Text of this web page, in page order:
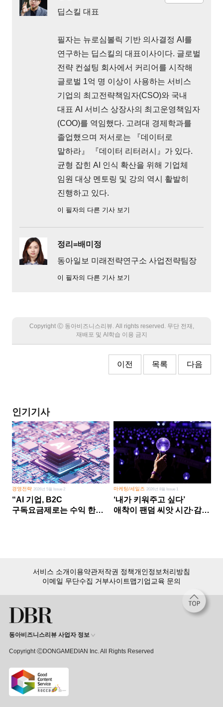
딥스킬 대표
필자는 뉴로심볼릭 기반 의사결정 AI를
연구하는 딥스킬의 대표이사이다. 글로벌
전략 컨설팅 회사에서 커리어를 시작해
글로벌 1억 명 이상이 사용하는 서비스
기업의 최고전략책임자(CSO)와 국내
대표 AI 서비스 상장사의 최고운영책임자
(COO)를 역임했다. 고려대 경제학과를
졸업했으며 저서로는 『데이터로
말하라』 『데이터 리터러시』가 있다.
균형 잡힌 AI 인식 확산을 위해 기업체
임원 대상 멘토링 및 강의 역시 활발히
진행하고 있다.
이 필자의 다른 기사 보기
정리=배미정
동아일보 미래전략연구소 사업전략팀장
이 필자의 다른 기사 보기
Copyright Ⓒ 동아비즈니스리뷰. All rights reserved. 무단 전재,
재배포 및 AI학습 이용 금지
이전 목록 다음
인기기사
경영전략 2026년 5월 Issue 2
“AI 기업, B2C
구독요금제로는 수익 한계
마케팅/세일즈 2026년 8월 Issue 1
‘내가 키워주고 싶다’
애착이 팬덤 씨앗 시간·감정
15,000여 건의 DBR 콘텐츠를
서비스 소개이용약관저작권 정책개인정보처리방침
이메일 무단수집 거부사이트맵기업교육 문의
동아비즈니스리뷰 사업자 정보
Copyright ⒸDONGAMEDIAN Inc. All Rights Reserved